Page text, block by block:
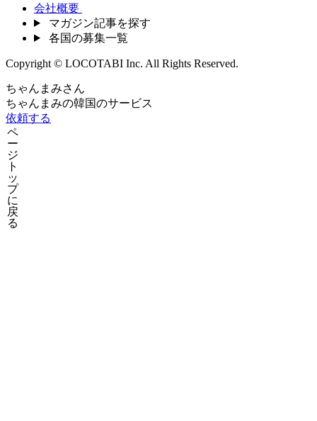
会社概要
マガジン記事を探す
各国の募集一覧
Copyright © LOCOTABI Inc. All Rights Reserved.
ちゃんまみさん
ちゃんまみの韓国のサービス
依頼する
ペ
ー
ジ
ト
ッ
プ
に
戻
る